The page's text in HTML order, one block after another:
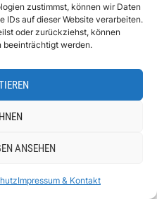
zustimmst, können wir Daten
IDs auf dieser Website verarbeiten.
oder zurückziehst, können
beeinträchtigt werden.
ANSEHEN
Impressum & Kontakt
in Osttirol
auch mit den
kannst duhier nachlesen.